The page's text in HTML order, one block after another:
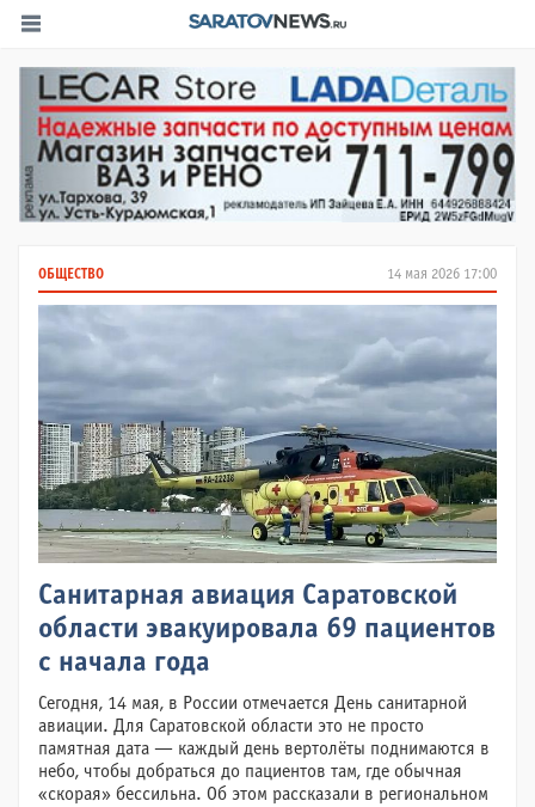
14 мая 2026 17:00
ОБЩЕСТВО
Санитарная авиация Саратовской
области эвакуировала 69 пациентов
с начала года
Сегодня, 14 мая, в России отмечается День санитарной
авиации. Для Саратовской области это не просто
памятная дата — каждый день вертолёты поднимаются в
небо, чтобы добраться до пациентов там, где обычная
«скорая» бессильна. Об этом рассказали в региональном